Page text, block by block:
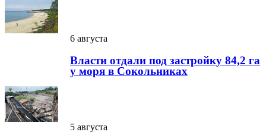
6 августа
Власти отдали под застройку 84,2 га
у моря в Сокольниках
5 августа